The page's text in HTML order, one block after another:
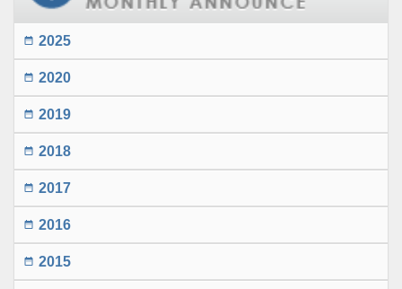
date_range 2025
date_range 2020
date_range 2019
date_range 2018
date_range 2017
date_range 2016
date_range 2015